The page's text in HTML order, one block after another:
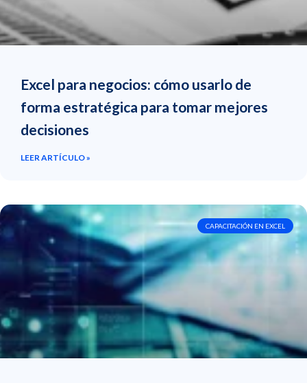
Excel para negocios: cómo usarlo de
forma estratégica para tomar mejores
decisiones
LEER ARTÍCULO »
CAPACITACIÓN EN EXCEL